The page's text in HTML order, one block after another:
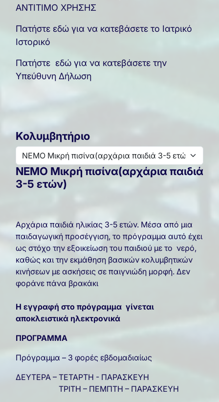
ΑΝΤΙΤΙΜΟ ΧΡΗΣΗΣ
Πατήστε εδώ για να κατεβάσετε το Ιατρικό
Ιστορικό
Πατήστε εδώ για να κατεβάσετε την
Υπεύθυνη Δήλωση
Κολυμβητήριο
NEMO Μικρή πισίνα(αρχάρια παιδιά
3-5 ετών)
Αρχάρια παιδιά ηλικίας 3-5 ετών. Μέσα από μια
παιδαγωγική προσέγγιση, το πρόγραμμα αυτό έχει
ως στόχο την εξοικείωση του παιδιού με το νερό,
καθώς και την εκμάθηση βασικών κολυμβητικών
κινήσεων με ασκήσεις σε παιγνιώδη μορφή. Δεν
φοράνε πάνα βρακάκι
Η εγγραφή στο πρόγραμμα γίνεται
αποκλειστικά ηλεκτρονικά
ΠΡΟΓΡΑΜΜΑ
Πρόγραμμα – 3 φορές εβδομαδιαίως
ΔΕΥΤΕΡΑ – ΤΕΤΑΡΤΗ - ΠΑΡΑΣΚΕΥΗ
ΤΡΙΤΗ – ΠΕΜΠΤΗ – ΠΑΡΑΣΚΕΥΗ